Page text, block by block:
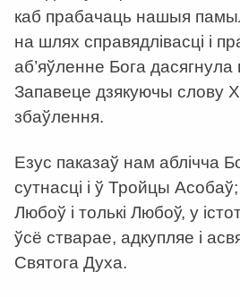
каб прабачаць нашыя
на шлях справядлівасці і
аб’яўленне Бога
Запавеце дзякуючы слову
збаўлення.
Езус паказаў нам аблічча
сутнасці і ў Тройцы
Любоў і толькі Любоў, у
ўсё стварае, адкупляе і
Святога Духа.